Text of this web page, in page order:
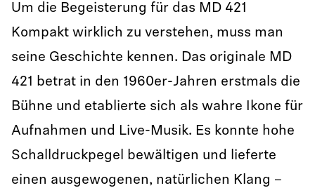
Um die Begeisterung für das MD 421
Kompakt wirklich zu verstehen, muss man
seine Geschichte kennen. Das originale MD
421 betrat in den 1960er-Jahren erstmals die
Bühne und etablierte sich als wahre Ikone für
Aufnahmen und Live-Musik. Es konnte hohe
Schalldruckpegel bewältigen und lieferte
einen ausgewogenen, natürlichen Klang –